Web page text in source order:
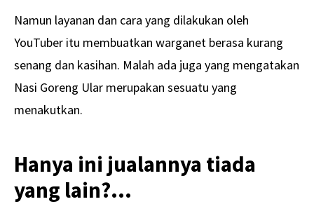
Namun layanan dan cara yang dilakukan oleh
YouTuber itu membuatkan warganet berasa kurang
senang dan kasihan. Malah ada juga yang mengatakan
Nasi Goreng Ular merupakan sesuatu yang
menakutkan.
Hanya ini jualannya tiada
yang lain?…